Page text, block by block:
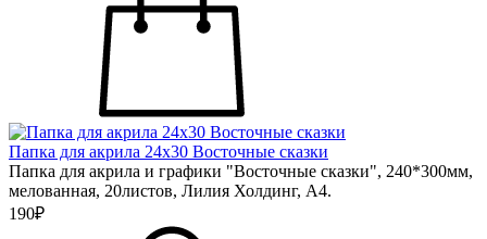
Папка для акрила 24х30 Восточные сказки
Папка для акрила и графики "Восточные сказки", 240*300мм,
мелованная, 20листов, Лилия Холдинг, А4.
190₽